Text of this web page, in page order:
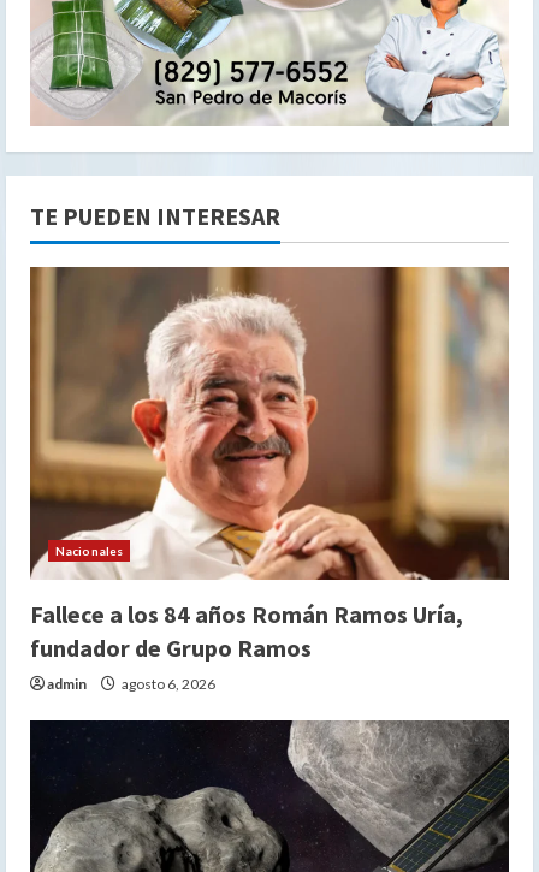
TE PUEDEN INTERESAR
Nacionales
Fallece a los 84 años Román Ramos Uría,
fundador de Grupo Ramos
admin agosto 6, 2026